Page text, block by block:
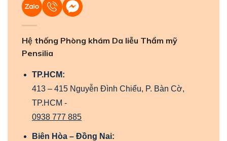
Hệ thống Phòng khám Da liễu Thẩm mỹ
Pensilia
TP.HCM:
413 – 415 Nguyễn Đình Chiểu, P. Bàn Cờ,
TP.HCM -
0938 777 885
Biên Hòa – Đồng Nai: